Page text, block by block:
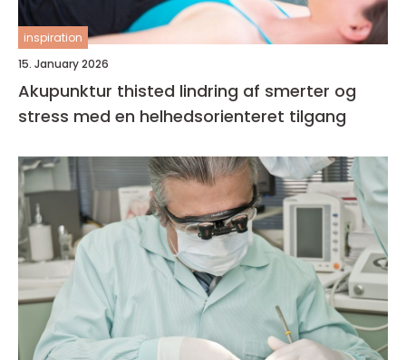
inspiration
15. January 2026
Akupunktur thisted lindring af smerter og
stress med en helhedsorienteret tilgang